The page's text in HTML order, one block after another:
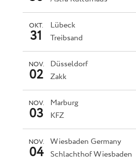
Lübeck
OKT.
31 Treibsand
Düsseldorf
NOV.
02 Zakk
Marburg
NOV.
03 KFZ
Wiesbaden Germany
NOV.
04 Schlachthof Wiesbaden